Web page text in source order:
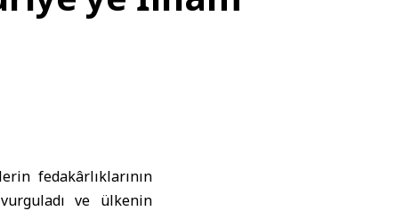
fedakârlıklarının
ve ülkenin